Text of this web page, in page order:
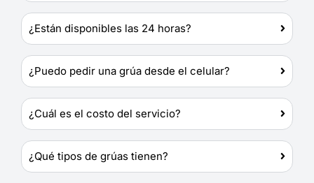
¿Están disponibles las 24 horas?
¿Puedo pedir una grúa desde el celular?
¿Cuál es el costo del servicio?
¿Qué tipos de grúas tienen?